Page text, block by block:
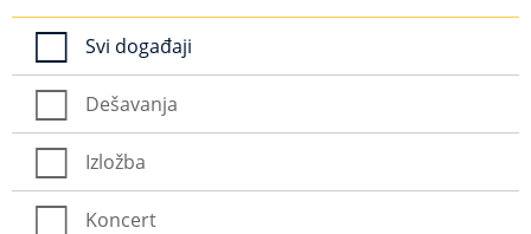
Svi događaji
Dešavanja
Izložba
Koncert